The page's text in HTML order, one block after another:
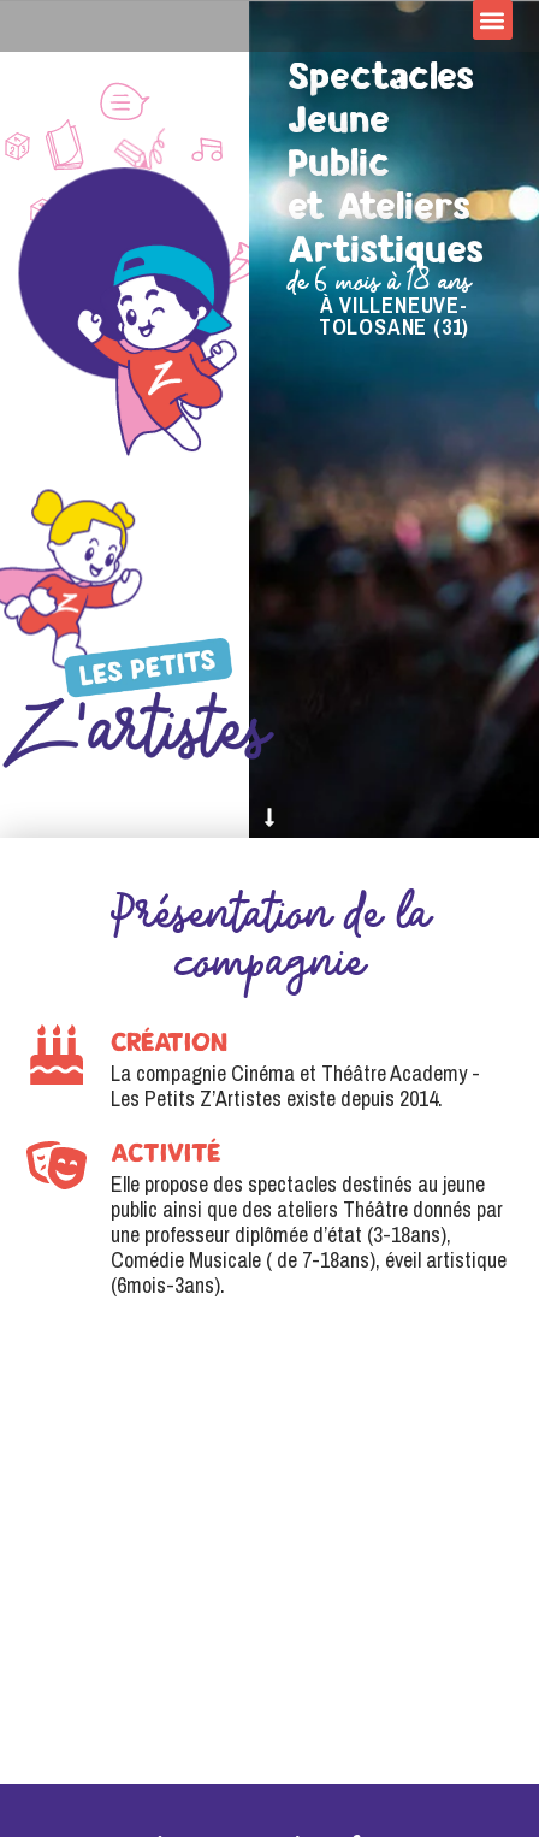
Spectacles
Jeune
Public
et Ateliers
Artistiques
de 6 mois à 18 ans
À VILLENEUVE-
TOLOSANE (31)
Présentation de la
compagnie
CRÉATION
La compagnie Cinéma et Théâtre Academy -
Les Petits Z’Artistes existe depuis 2014.
ACTIVITÉ
Elle propose des spectacles destinés au jeune
public ainsi que des ateliers Théâtre donnés par
une professeur diplômée d’état (3-18ans),
Comédie Musicale ( de 7-18ans), éveil artistique
(6mois-3ans).